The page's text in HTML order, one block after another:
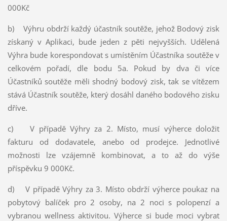
000Kč
b) Výhru obdrží každý účastník soutěže, jehož Bodový zisk
získaný v Aplikaci, bude jeden z pěti nejvyšších. Udělená
Výhra bude korespondovat s umístěním Účastníka soutěže v
celkovém pořadí, dle bodu 5a. Pokud by dva či více
Účastníků soutěže měli shodný bodový zisk, tak se vítězem
stává Účastník soutěže, který dosáhl daného bodového zisku
dříve.
c) V případě Výhry za 2. Místo, musí výherce doložit
fakturu od dodavatele, anebo od prodejce. Jednotlivé
možnosti lze vzájemně kombinovat, a to až do výše
příspěvku 9 000Kč.
d) V případě Výhry za 3. Místo obdrží výherce poukaz na
pobytový balíček pro 2 osoby, na 2 noci s polopenzí a
vybranou wellness aktivitou. Výherce si bude moci vybrat